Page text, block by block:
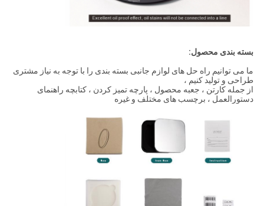
بسته بندی محصول:
ما می توانیم راه حل های لوازم جانبی بسته بندی را با توجه به نیاز مشتری
طراحی و تولید کنیم ،
از جمله کارتن ، جعبه محصول ، پارچه تمیز کردن ، کتابچه راهنمای
دستورالعمل ، برچسب های مختلف و غیره